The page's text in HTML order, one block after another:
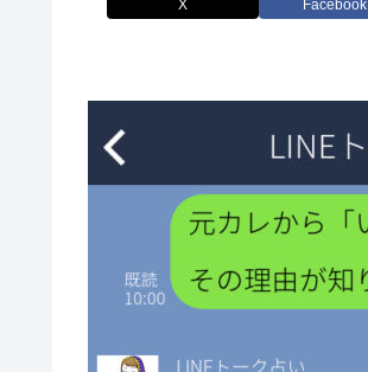
X Facebook